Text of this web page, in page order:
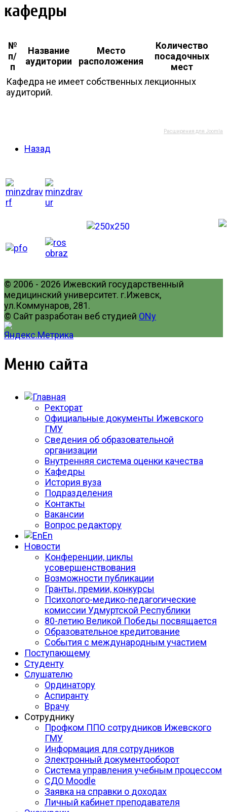
кафедры
№
п/
п
Название
аудитории
Место
расположения
Количество
посадочных
мест
Кафедра не имеет собственных лекционных
аудиторий.
Расширения для Joomla
Назад
© 2006 - 2026 Ижевский государственный
медицинский университет. г.Ижевск,
ул.Коммунаров, 281.
© Сайт разработан веб студией ONy
Меню сайта
Ректорат
Официальные документы Ижевского
ГМУ
Сведения об образовательной
организации
Внутренняя система оценки качества
Кафедры
История вуза
Подразделения
Контакты
Вакансии
Вопрос редактору
En
Новости
Конференции, циклы
усовершенствования
Возможности публикации
Гранты, премии, конкурсы
Психолого-медико-педагогические
комиссии Удмуртской Республики
80-летию Великой Победы посвящается
Образовательное кредитование
События с международным участием
Поступающему
Студенту
Слушателю
Ординатору
Аспиранту
Врачу
Сотруднику
Профком ППО сотрудников Ижевского
ГМУ
Информация для сотрудников
Электронный документооборот
Система управления учебным процессом
СДО Moodle
Заявка на справки о доходах
Личный кабинет преподавателя